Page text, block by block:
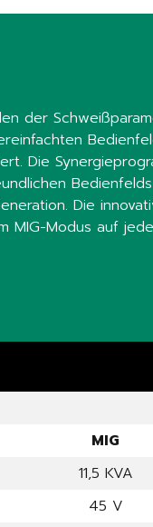
der
Die
Die
Modus auf
MIG
11,5 KVA
45 V